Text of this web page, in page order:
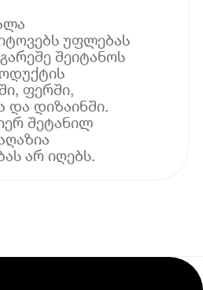
უფლებას
შეიტანოს
ფერში,
და დიზაინში.
შეტანილ
არ იღებს.